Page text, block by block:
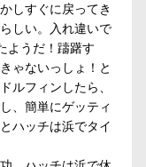
しすぐに戻ってき
しい。入れ違いで
ようだ！躊躇す
ゃないっしょ！と
ルフィンしたら、
、簡単にゲッティ
ハッチは浜でタイ